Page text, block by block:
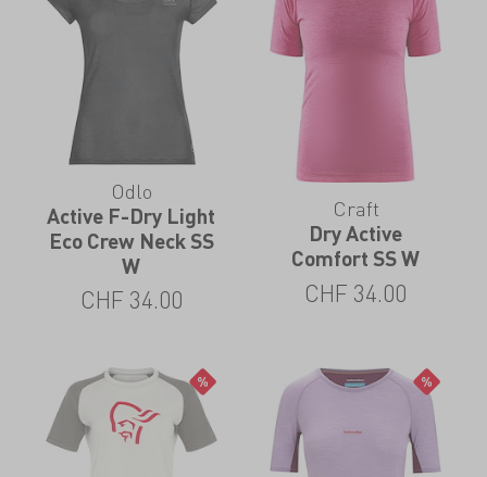
Odlo
Active F-Dry Light
Eco Crew Neck SS
W
CHF 34.00
Craft
Dry Active
Comfort SS W
CHF 34.00